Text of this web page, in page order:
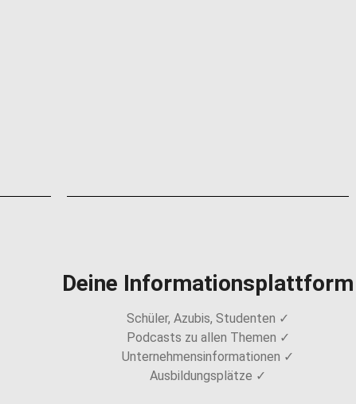
Deine Informationsplattform
Schüler, Azubis, Studenten ✓
Podcasts zu allen Themen ✓
Unternehmensinformationen ✓
Ausbildungsplätze ✓